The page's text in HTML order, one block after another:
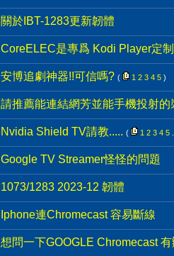
關於IBT-1283更新韌體
CoreELEC是專爲 Kodi Player定
安博追劇神器!!可信嗎? ( 1 2 3 4 5 )
請推薦能連結網芳並能手機投射的
Nvidia Shield TV請教..... ( 1 2 3 4 5
Google TV Streamer怪怪的問題
1073/1283 2023-12 韌體
Iphone連Chromecast 容易斷線
想問一下GOOGLE Chromecast